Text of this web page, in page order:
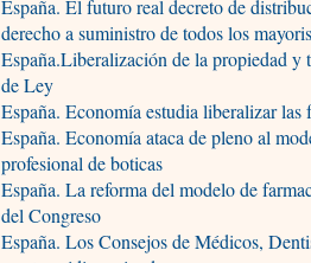
España. El futuro real decreto de
derecho a suministro de todos los
España.Liberalización de la propiedad
de Ley
España. Economía estudia liberalizar
España. Economía ataca de pleno al
profesional de boticas
España. La reforma del modelo de
del Congreso
España. Los Consejos de Médicos,